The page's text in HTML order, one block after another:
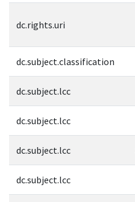
dc.rights.uri
dc.subject.classification
dc.subject.lcc
dc.subject.lcc
dc.subject.lcc
dc.subject.lcc